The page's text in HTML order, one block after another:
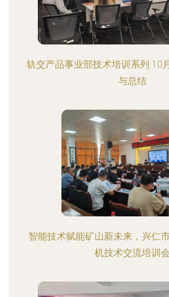
轨交产品事业部技术培训系列 10
与总结
智能技术赋能矿山新未来，兴仁
机技术交流培训会